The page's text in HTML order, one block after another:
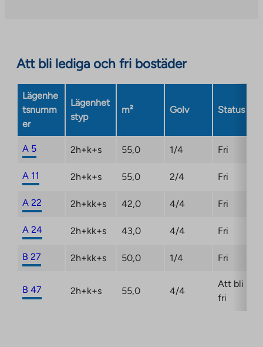
external
opens
a
new
Att bli lediga och fri bostäder
Lägenhe
tsnumm
er
Lägenhet
styp
m² Golv Status
A 5 2h+k+s 55,0 1/4 Fri
A 11 2h+k+s 55,0 2/4 Fri
A 22 2h+kk+s 42,0 4/4 Fri
A 24 2h+kk+s 43,0 4/4 Fri
B 27 2h+kk+s 50,0 1/4 Fri
B 47 2h+k+s 55,0 4/4
Att bli
fri